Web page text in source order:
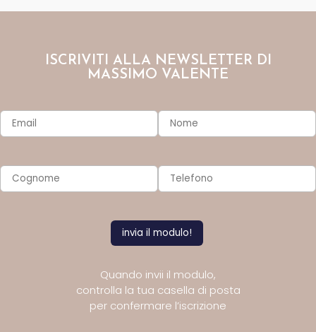
ISCRIVITI ALLA NEWSLETTER DI
MASSIMO VALENTE
Quando invii il modulo,
controlla la tua casella di posta
per confermare l’iscrizione